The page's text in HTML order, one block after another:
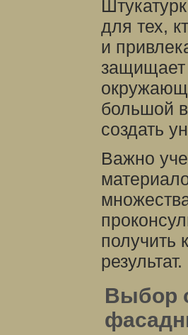
для тех,
и
защищает
большой
создать
Важно
получить
результат.
Выбор